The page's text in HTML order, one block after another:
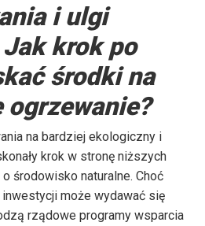
i ulgi
krok po
środki na
na bardziej ekologiczny i
krok w stronę niższych
środowisko naturalne. Choć
może wydawać się
rządowe programy wsparcia